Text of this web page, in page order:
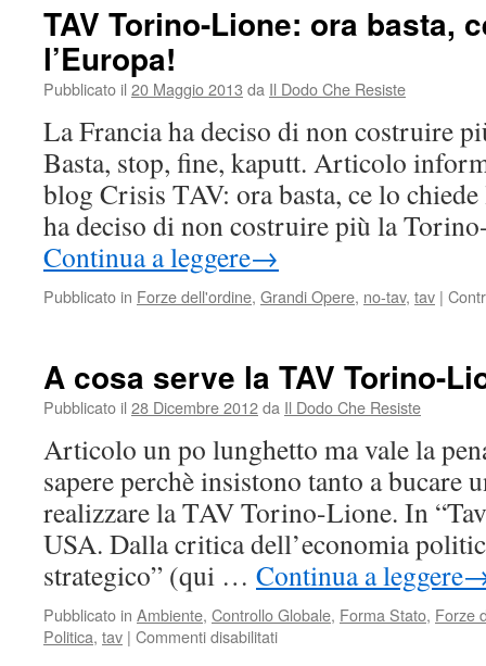
morte
TAV Torino-Lione: ora basta,
l’Europa!
Pubblicato il 20 Maggio 2013 da Il Dodo Che Resiste
La Francia ha deciso di non costruire
Basta, stop, fine, kaputt. Articolo
blog Crisis TAV: ora basta, ce lo
ha deciso di non costruire più la
Continua a leggere→
Pubblicato in Forze dell'ordine, Grandi Opere, no-tav, tav |
A cosa serve la TAV Torino-
Pubblicato il 28 Dicembre 2012da Il Dodo Che Resiste
Articolo un po lunghetto ma vale la
sapere perchè insistono tanto a bucare
realizzare la TAV Torino-Lione. In
USA. Dalla critica dell’economia
strategico” (qui … Continua a leggere
Pubblicato in Ambiente, Controllo Globale, Forma Stato, Forze
Politica, tav | Commenti disabilitatisu